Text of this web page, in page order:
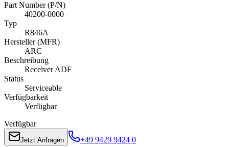
Part Number (P/N)
40200-0000
Typ
R846A
Hersteller (MFR)
ARC
Beschreibung
Receiver ADF
Status
Serviceable
Verfügbarkeit
Verfügbar
Verfügbar
Jetzt Anfragen +49 9429 9424 0